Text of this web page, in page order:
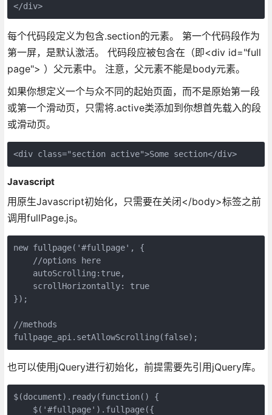
</div>
每个代码段定义为包含.section的元素。 第一个代码段作为
第一屏，是默认激活。 代码段应被包含在（即<div id="full
page"> ）父元素中。 注意，父元素不能是body元素。
如果你想定义一个与众不同的起始页面，而不是原始第一段
或第一个滑动页，只需将.active类添加到你想首先载入的段
或滑动页。
<div class="section active">Some section</div>
Javascript
用原生Javascript初始化，只需要在关闭</body>标签之前
调用fullPage.js。
new fullpage('#fullpage', {
    //options here
    autoScrolling:true,
    scrollHorizontally: true
});
//methods
也可以使用jQuery进行初始化，前提需要先引用jQuery库。
$(document).ready(function() {
    $('#fullpage').fullpage({